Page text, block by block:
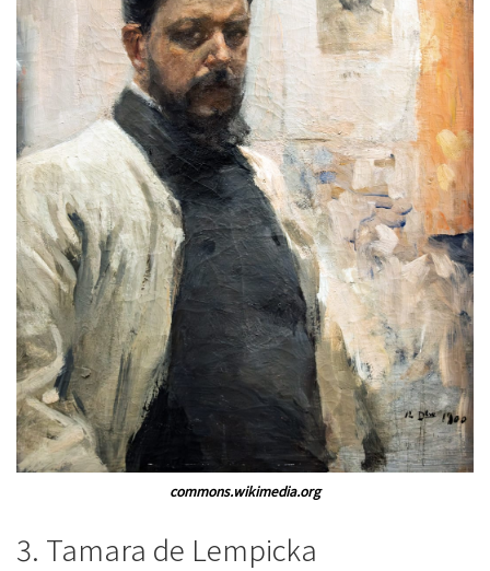
commons.wikimedia.org
3. Tamara de Lempicka